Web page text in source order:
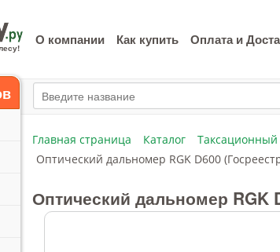
О компании Как купить Оплата и
Главная страница Каталог
Оптический дальномер RGK D600
Оптический дальномер RGK